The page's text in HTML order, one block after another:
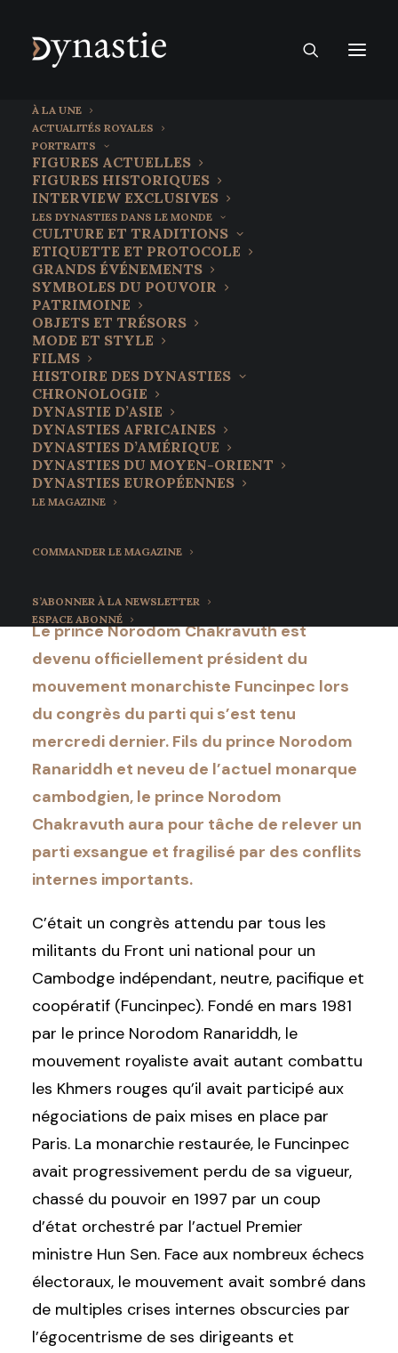
À LA UNE
ACTUALITÉS ROYALES
PORTRAITS
FIGURES ACTUELLES
FIGURES HISTORIQUES
INTERVIEW EXCLUSIVES
LES DYNASTIES DANS LE MONDE
CULTURE ET TRADITIONS
ETIQUETTE ET PROTOCOLE
GRANDS ÉVÉNEMENTS
SYMBOLES DU POUVOIR
PATRIMOINE
OBJETS ET TRÉSORS
MODE ET STYLE
FILMS
HISTOIRE DES DYNASTIES
CHRONOLOGIE
DYNASTIE D’ASIE
DYNASTIES AFRICAINES
DYNASTIES D’AMÉRIQUE
DYNASTIES DU MOYEN-ORIENT
DYNASTIES EUROPÉENNES
LE MAGAZINE
COMMANDER LE MAGAZINE
S’ABONNER À LA NEWSLETTER
ESPACE ABONNÉ
Le prince Norodom
Chakravuth élu à la
tête du Funcinpec
14 février 2022
Le prince Norodom Chakravuth est
devenu officiellement président du
mouvement monarchiste Funcinpec lors
du congrès du parti qui s’est tenu
mercredi dernier. Fils du prince Norodom
Ranariddh et neveu de l’actuel monarque
cambodgien, le prince Norodom
Chakravuth aura pour tâche de relever un
parti exsangue et fragilisé par des conflits
internes importants.
C’était un congrès attendu par tous les
militants du Front uni national pour un
Cambodge indépendant, neutre, pacifique et
coopératif (Funcinpec). Fondé en mars 1981
par le prince Norodom Ranariddh, le
mouvement royaliste avait autant combattu
les Khmers rouges qu’il avait participé aux
négociations de paix mises en place par
Paris. La monarchie restaurée, le Funcinpec
avait progressivement perdu de sa vigueur,
chassé du pouvoir en 1997 par un coup
d’état orchestré par l’actuel Premier
ministre Hun Sen. Face aux nombreux échecs
électoraux, le mouvement avait sombré dans
de multiples crises internes obscurcies par
l’égocentrisme de ses dirigeants et